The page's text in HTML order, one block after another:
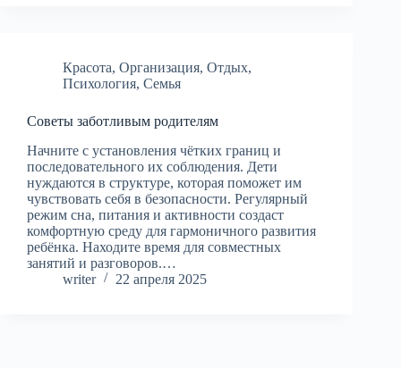
Красота, Организация, Отдых,
Психология, Семья
Советы заботливым родителям
Начните с установления чётких границ и
последовательного их соблюдения. Дети
нуждаются в структуре, которая поможет им
чувствовать себя в безопасности. Регулярный
режим сна, питания и активности создаст
комфортную среду для гармоничного развития
ребёнка. Находите время для совместных
занятий и разговоров.…
writer
22 апреля 2025